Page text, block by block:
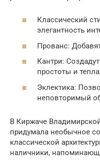
Классический
элегантность
Прованс:
Кантри:
простоты и
Эклектика:
неповторимый
В Киржаче
придумала необычное
классической
наличники,